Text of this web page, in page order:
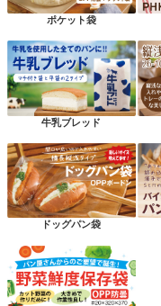
ポケット袋
牛乳ブレッド
ドッグパン袋